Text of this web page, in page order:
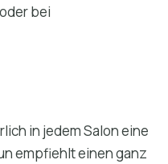
bei
in jedem Salon eine
empfiehlt einen ganz